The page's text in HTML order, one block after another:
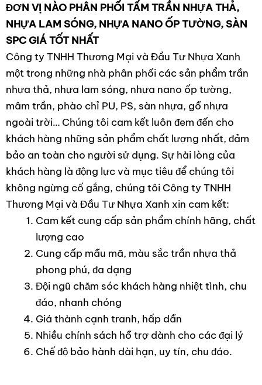
ĐƠN VỊ NÀO PHÂN PHỐI TẤM TRẦN NHỰA THẢ,
NHỰA LAM SÓNG, NHỰA NANO ỐP TƯỜNG, SÀN
SPCGIÁ TỐT NHẤT
Công ty TNHH Thương Mại và Đầu Tư Nhựa Xanh
một trong những nhà phân phối các sản phẩm trần
nhựa thả, nhựa lam sóng, nhựa nano ốp tường,
mâm trần, phào chỉ PU, PS, sàn nhựa, gỗ nhựa
ngoài trời… Chúng tôi cam kết luôn đem đến cho
khách hàng những sản phẩm chất lượng nhất, đảm
bảo an toàn cho người sử dụng. Sự hài lòng của
khách hàng là động lực và mục tiêu để chúng tôi
không ngừng cố gắng, chúng tôi Công ty TNHH
Thương Mại và Đầu Tư Nhựa Xanh xin cam kết:
Cam kết cung cấp sản phẩm chính hãng, chất
lượng cao
Cung cấp mẫu mã, màu sắc trần nhựa thả
phong phú, đa dạng
Đội ngũ chăm sóc khách hàng nhiệt tình, chu
đáo, nhanh chóng
Giá thành cạnh tranh, hấp dẫn
Nhiều chính sách hỗ trợ dành cho các đại lý
Chế độ bảo hành dài hạn, uy tín, chu đáo.